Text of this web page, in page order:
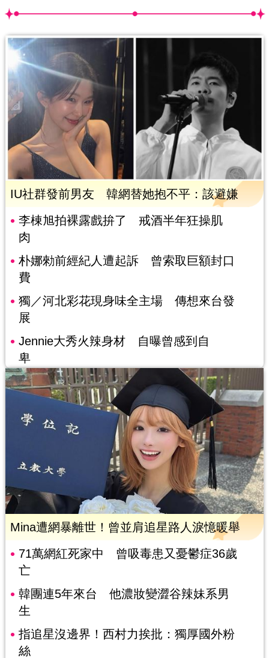
IU社群發前男友 韓網替她抱不平：該避嫌
李棟旭拍裸露戲拚了 戒酒半年狂操肌
肉
朴娜勑前經紀人遭起訴 曾索取巨額封口
費
獨／河北彩花現身味全主場 傳想來台發
展
Jennie大秀火辣身材 自曝曾感到自
卑
Mina遭網暴離世！曾並肩追星路人淚憶暖舉
71萬網紅死家中 曾吸毒患又憂鬱症36歲
亡
韓團連5年來台 他濃妝變澀谷辣妹系男
生
指追星沒邊界！西村力挨批：獨厚國外粉
絲